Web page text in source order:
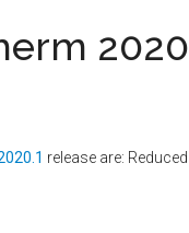
release are: